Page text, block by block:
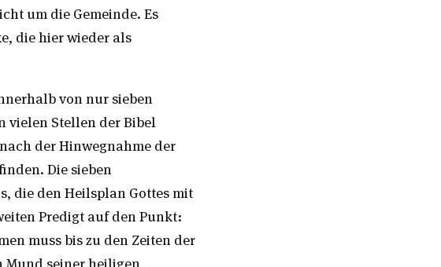
um die Gemeinde. Es
die hier wieder als
von nur sieben
vielen Stellen der Bibel
der Hinwegnahme der
Die sieben
die den Heilsplan Gottes mit
Predigt auf den Punkt:
muss bis zu den Zeiten der
seiner heiligen